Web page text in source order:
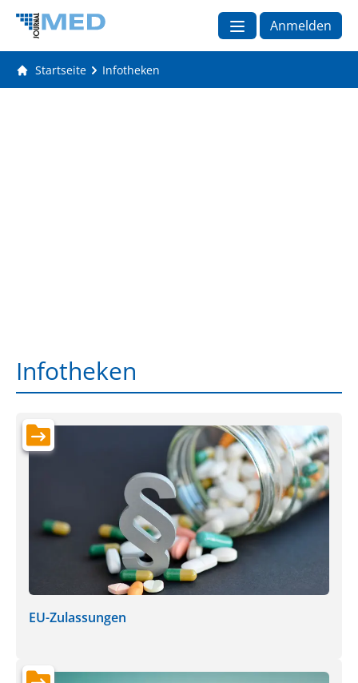
Anmelden
Startseite Infotheken
Infotheken
EU-Zulassungen